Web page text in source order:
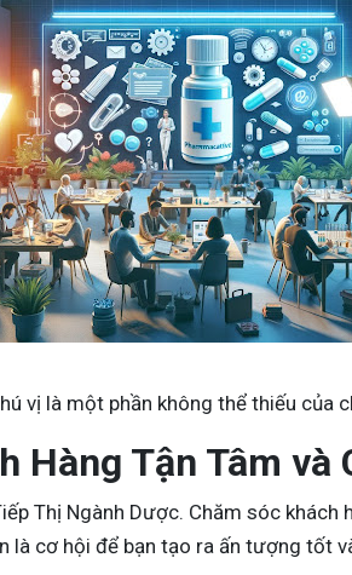
vị là một phần không thể thiếu của
Hàng Tận Tâm và
Thị Ngành Dược. Chăm sóc khách
là cơ hội để bạn tạo ra ấn tượng tốt